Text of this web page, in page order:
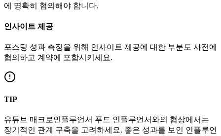
에 명확히 협의해야 합니다.
인사이트 제공
포스팅 성과 측정을 위해 인사이트 제공에 대한 부분도 사전에
협의하고 계약에 포함시키세요.
TIP
유튜브 매크로인플루언서 푸드 인플루언서와의 협상에서는
장기적인 관계 구축을 고려하세요. 좋은 성과를 보인 인플루언